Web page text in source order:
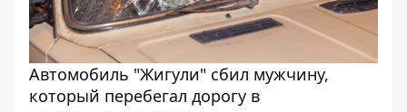
Автомобиль "Жигули" сбил мужчину,
который перебегал дорогу в